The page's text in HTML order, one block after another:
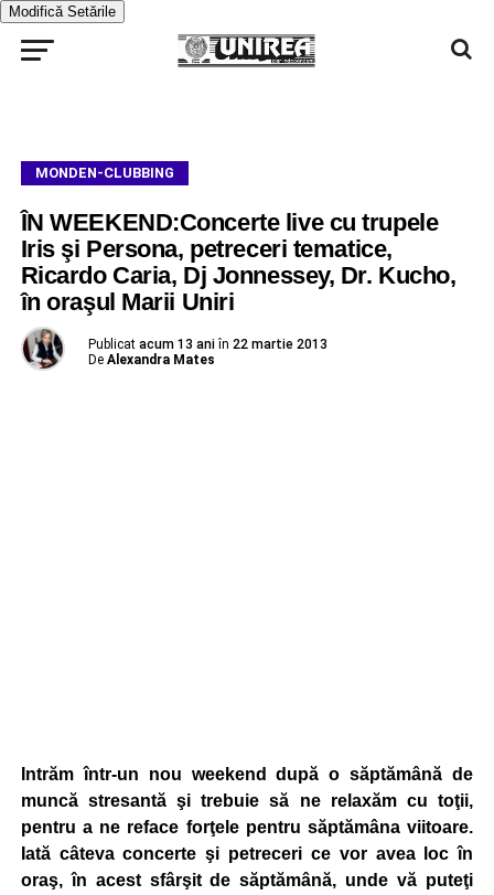
Modifică Setările
MONDEN-CLUBBING
ÎN WEEKEND:Concerte live cu trupele
Iris şi Persona, petreceri tematice,
Ricardo Caria, Dj Jonnessey, Dr. Kucho,
în oraşul Marii Uniri
Publicat acum 13 ani în 22 martie 2013
De Alexandra Mates
Intrăm într-un nou weekend după o săptămână de
muncă stresantă şi trebuie să ne relaxăm cu toţii,
pentru a ne reface forţele pentru săptămâna viitoare.
Iată câteva concerte şi petreceri ce vor avea loc în
oraş, în acest sfârşit de săptămână, unde vă puteţi